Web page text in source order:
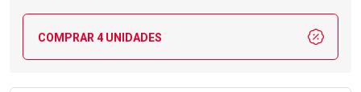
COMPRAR 4 UNIDADES